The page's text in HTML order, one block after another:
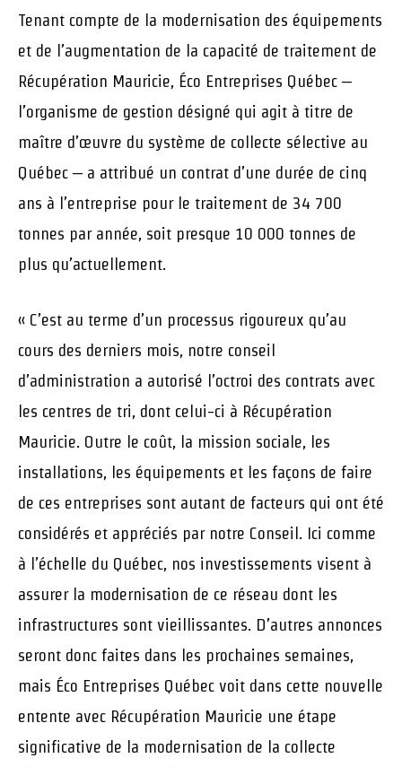
Tenant compte de la modernisation des équipements
et de l’augmentation de la capacité de traitement de
Récupération Mauricie, Éco Entreprises Québec –
l’organisme de gestion désigné qui agit à titre de
maître d’œuvre du système de collecte sélective au
Québec – a attribué un contrat d’une durée de cinq
ans à l’entreprise pour le traitement de 34 700
tonnes par année, soit presque 10 000 tonnes de
plus qu’actuellement.
« C’est au terme d’un processus rigoureux qu’au
cours des derniers mois, notre conseil
d’administration a autorisé l’octroi des contrats avec
les centres de tri, dont celui-ci à Récupération
Mauricie. Outre le coût, la mission sociale, les
installations, les équipements et les façons de faire
de ces entreprises sont autant de facteurs qui ont été
considérés et appréciés par notre Conseil. Ici comme
à l’échelle du Québec, nos investissements visent à
assurer la modernisation de ce réseau dont les
infrastructures sont vieillissantes. D’autres annonces
seront donc faites dans les prochaines semaines,
mais Éco Entreprises Québec voit dans cette nouvelle
entente avec Récupération Mauricie une étape
significative de la modernisation de la collecte